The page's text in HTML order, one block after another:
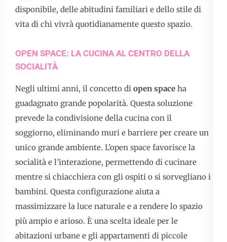
disponibile, delle abitudini familiari e dello stile di
vita di chi vivrà quotidianamente questo spazio.
OPEN SPACE: LA CUCINA AL CENTRO DELLA
SOCIALITÀ
Negli ultimi anni, il concetto di open space ha
guadagnato grande popolarità. Questa soluzione
prevede la condivisione della cucina con il
soggiorno, eliminando muri e barriere per creare un
unico grande ambiente. L’open space favorisce la
socialità e l’interazione, permettendo di cucinare
mentre si chiacchiera con gli ospiti o si sorvegliano i
bambini. Questa configurazione aiuta a
massimizzare la luce naturale e a rendere lo spazio
più ampio e arioso. È una scelta ideale per le
abitazioni urbane e gli appartamenti di piccole